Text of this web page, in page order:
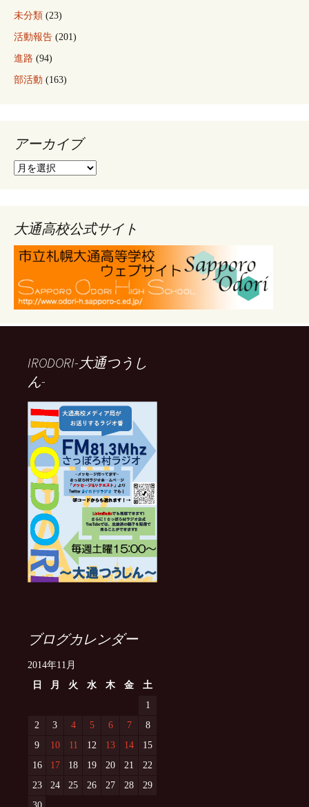
未分類 (23)
活動報告 (201)
進路 (94)
部活動 (163)
アーカイブ
ア
ブ
大通高校公式サイト
IRODORI-大通つうし
ん-
ブログカレンダー
2014年11月
日
月 火 水 木 金
土
1
2
3 4 5 6 7
8
9
10 11 12 13 14
15
16
17 18 19 20 21
22
23
24 25 26 27 28
29